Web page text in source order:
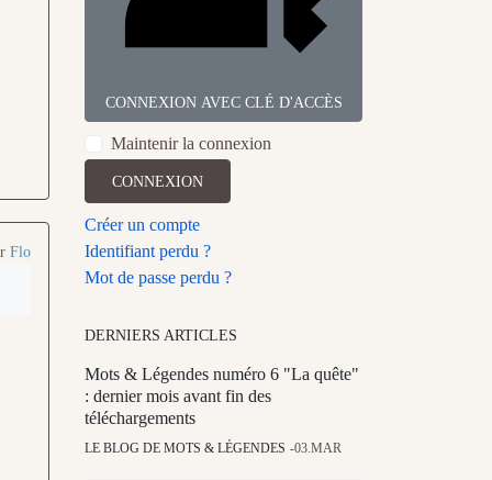
Flo
CONNEXION AVEC CLÉ D'ACCÈS
Maintenir la connexion
CONNEXION
Créer un compte
Identifiant perdu ?
Mot de passe perdu ?
DERNIERS ARTICLES
Mots & Légendes numéro 6 "La quête"
: dernier mois avant fin des
téléchargements
LE BLOG DE MOTS & LÉGENDES 03.MAR